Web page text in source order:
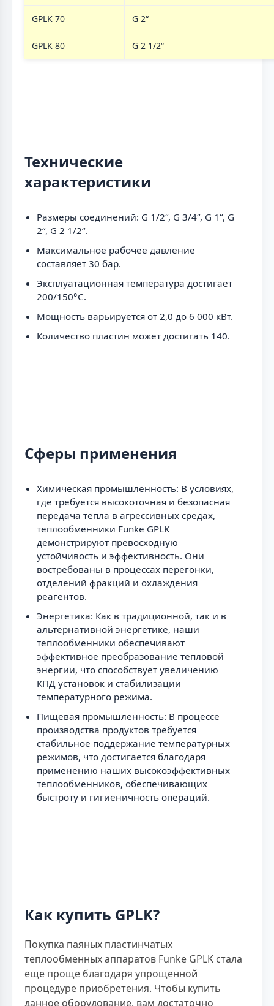
GPLK 70 G 2“
GPLK 80 G 2 1/2“
Технические
характеристики
Размеры соединений: G 1/2“, G 3/4“, G 1“, G
2“, G 2 1/2“.
Максимальное рабочее давление
составляет 30 бар.
Эксплуатационная температура достигает
200/150°C.
Мощность варьируется от 2,0 до 6 000 кВт.
Количество пластин может достигать 140.
Сферы применения
Химическая промышленность: В условиях,
где требуется высокоточная и безопасная
передача тепла в агрессивных средах,
теплообменники Funke GPLK
демонстрируют превосходную
устойчивость и эффективность. Они
востребованы в процессах перегонки,
отделений фракций и охлаждения
реагентов.
Энергетика: Как в традиционной, так и в
альтернативной энергетике, наши
теплообменники обеспечивают
эффективное преобразование тепловой
энергии, что способствует увеличению
КПД установок и стабилизации
температурного режима.
Пищевая промышленность: В процессе
производства продуктов требуется
стабильное поддержание температурных
режимов, что достигается благодаря
применению наших высокоэффективных
теплообменников, обеспечивающих
быстроту и гигиеничность операций.
Как купить GPLK?
Покупка паяных пластинчатых
теплообменных аппаратов Funke GPLK стала
еще проще благодаря упрощенной
процедуре приобретения. Чтобы купить
данное оборудование, вам достаточно